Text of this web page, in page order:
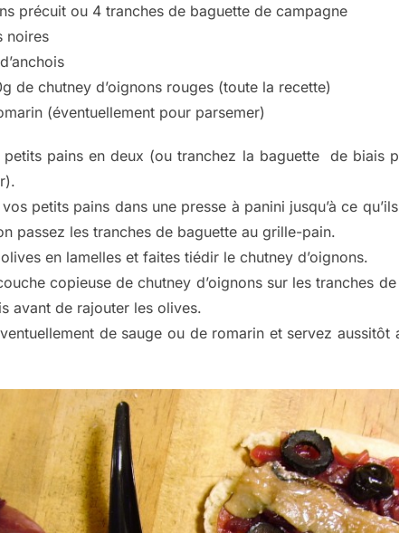
précuit ou 4 tranches de baguette de campagne
noires
de chutney d’oignons rouges (toute la recette)
(éventuellement pour parsemer)
pains en deux (ou tranchez la baguette de biais
petits pains dans une presse à panini jusqu’à ce
passez les tranches de baguette au grille-pain.
en lamelles et faites tiédir le chutney d’oignons.
copieuse de chutney d’oignons sur les tranches
avant de rajouter les olives.
de sauge ou de romarin et servez aussitôt